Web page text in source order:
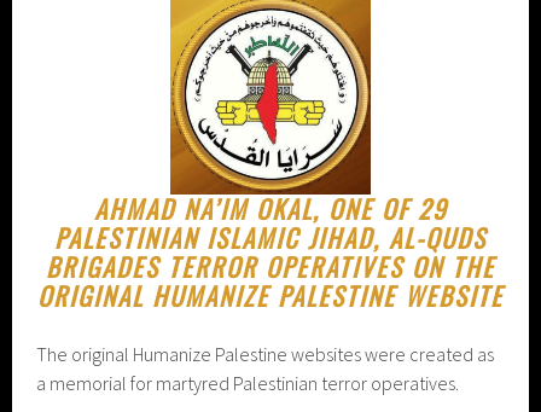
AHMAD NA’IM OKAL, ONE OF 29
PALESTINIAN ISLAMIC JIHAD, AL-QUDS
BRIGADES TERROR OPERATIVES ON THE
ORIGINAL HUMANIZE PALESTINE WEBSITE
The original Humanize Palestine websites were created as
a memorial for martyred Palestinian terror operatives.